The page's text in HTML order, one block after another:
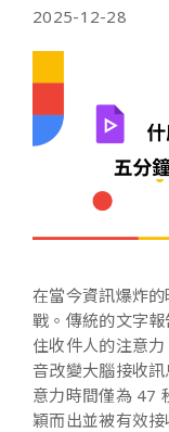
2025-12-28
在當今資訊爆炸
戰。傳統的文字
住收件人的注意力
音改變大腦接收
意力時間僅為 47
穎而出並被有效